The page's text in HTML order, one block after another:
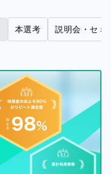
本選考 説明会・セミ